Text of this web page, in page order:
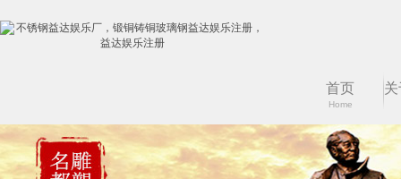
首页
Home